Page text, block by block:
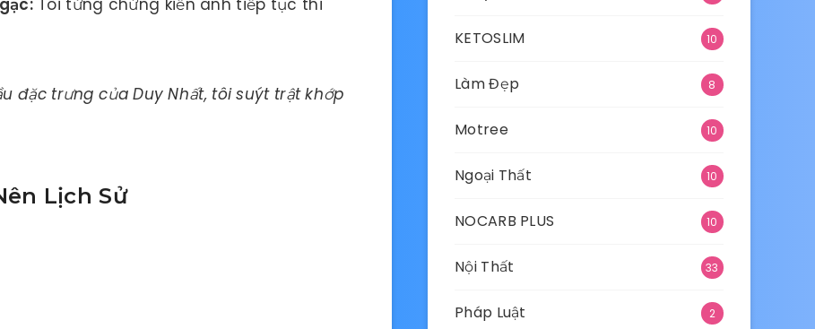
Tôi từng chứng kiến anh tiếp tục thi
đặc trưng của Duy Nhất, tôi suýt trật khớp
Lịch Sử
KETOSLIM 10
Làm Đẹp 8
Motree 10
Ngoại Thất 10
NOCARB PLUS 10
Nội Thất 33
Pháp Luật 2